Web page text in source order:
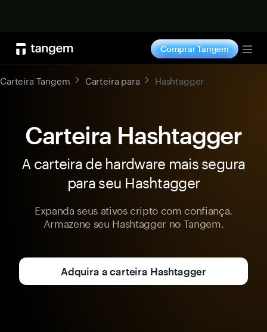
Comprar Tangem
Carteira Tangem Carteira para Hashtagger
Carteira Hashtagger
A carteira de hardware mais segura
para seu Hashtagger
Expanda seus ativos cripto com confiança.
Armazene seu Hashtagger no Tangem.
Adquira a carteira Hashtagger